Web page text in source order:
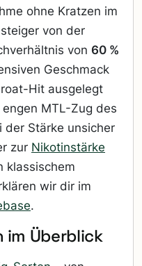
ohne Kratzen im
von der
von 60 %
Geschmack
Hit ausgelegt
MTL-Zug des
der Stärke unsicher
zur Nikotinstärke
klassischem
wir dir im
.
im Überblick